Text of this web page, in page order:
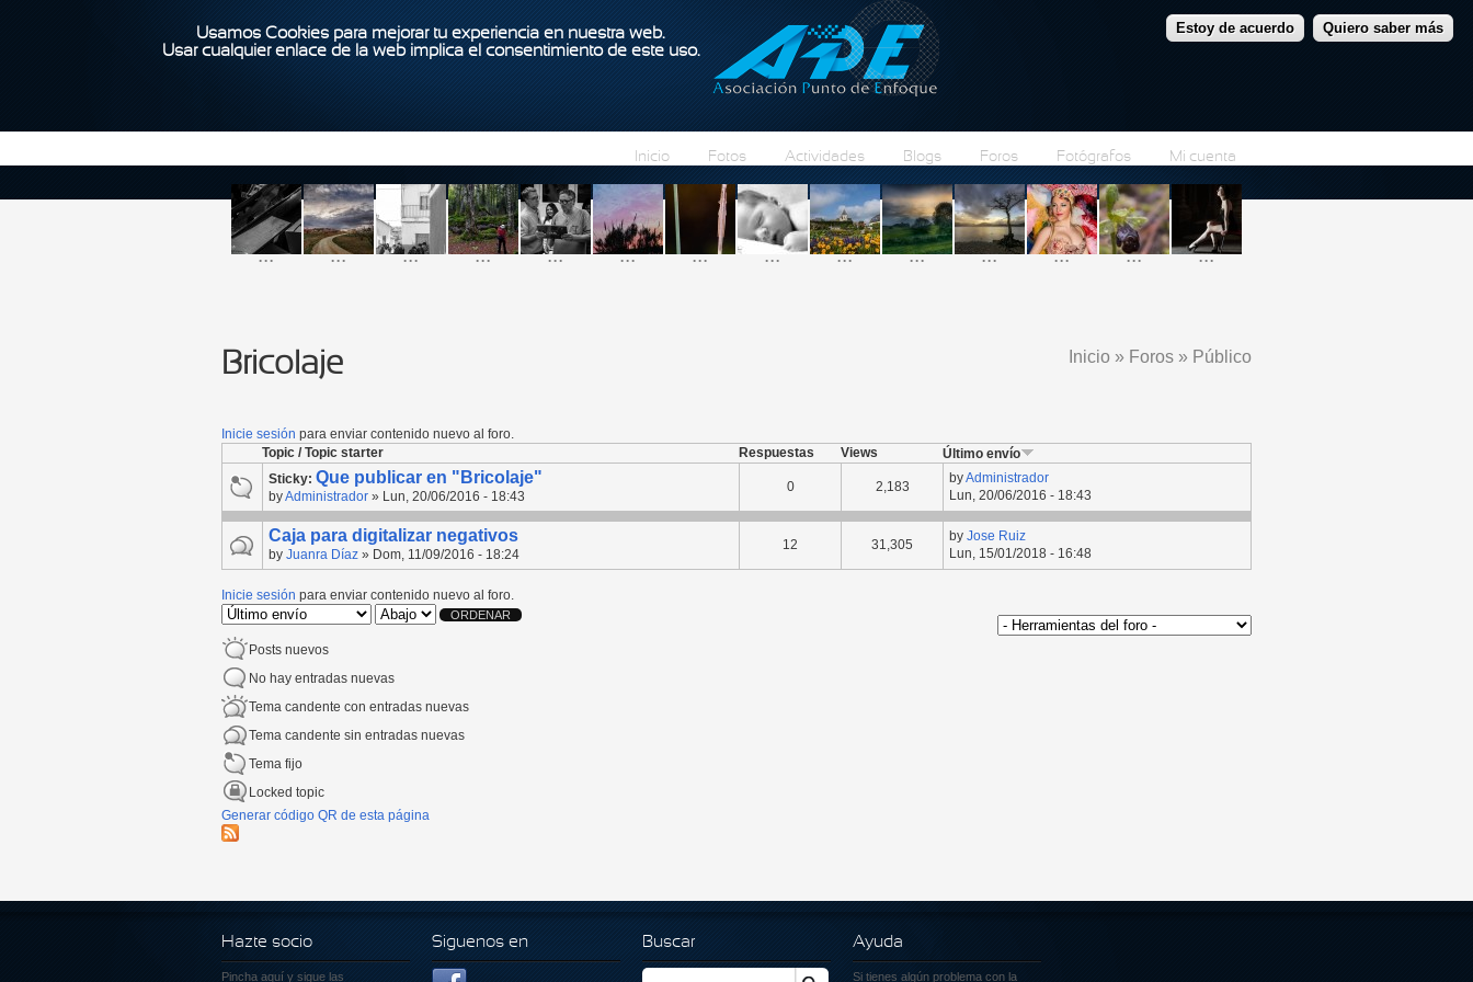
Usamos Cookies para mejorar tu experiencia en nuestra web.
Usar cualquier enlace de la web implica el consentimiento de este uso.
Estoy de acuerdo Quiero saber más
Pasar al contenido principal
Inicio Fotos Actividades Blogs Foros Fotógrafos Mi cuenta
... ... ... ... ... ... ... ... ... ... ... ... ... ...
Inicio » Foros » Público
Bricolaje
Inicie sesión para enviar contenido nuevo al foro.
Topic / Topic starter
Respuestas Views
Último envío
Sticky: Que publicar en "Bricolaje"
byAdministrador » Lun, 20/06/2016 - 18:43
0 2,183
byAdministrador
Lun, 20/06/2016 - 18:43
Caja para digitalizar negativos
by Juanra Díaz » Dom, 11/09/2016 - 18:24
12 31,305
by Jose Ruiz
Lun, 15/01/2018 - 16:48
Inicie sesión para enviar contenido nuevo al foro.
Order by
Ordenar
Posts nuevos
No hay entradas nuevas
Tema candente con entradas nuevas
Tema candente sin entradas nuevas
Tema fijo
Locked topic
Generar código QR de esta página
Hazte socio
Pincha aquí y sigue las
Siguenos en Buscar
Buscar
Ayuda
Si tienes algún problema con la